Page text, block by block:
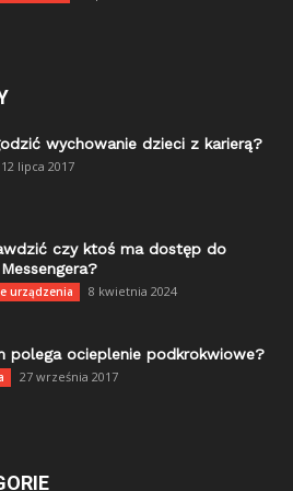
wychowanie dzieci z karierą?
12 lipca 2017
czy ktoś ma dostęp do
urządzenia 8 kwietnia 2024
polega ocieplenie podkrokwiowe?
27 września 2017